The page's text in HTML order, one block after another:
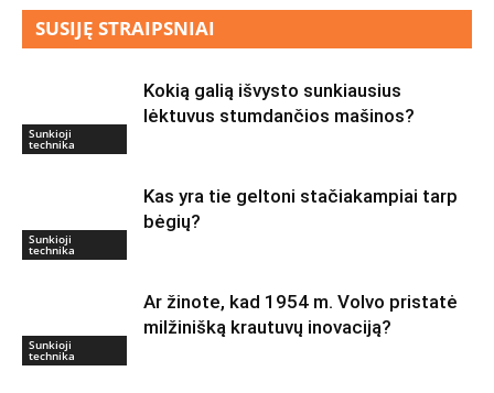
SUSIJĘ STRAIPSNIAI
Sunkioji
technika
Kokią galią išvysto sunkiausius
lėktuvus stumdančios mašinos?
Sunkioji
technika
Kas yra tie geltoni stačiakampiai tarp
bėgių?
Sunkioji
technika
Ar žinote, kad 1954 m. Volvo pristatė
milžinišką krautuvų inovaciją?